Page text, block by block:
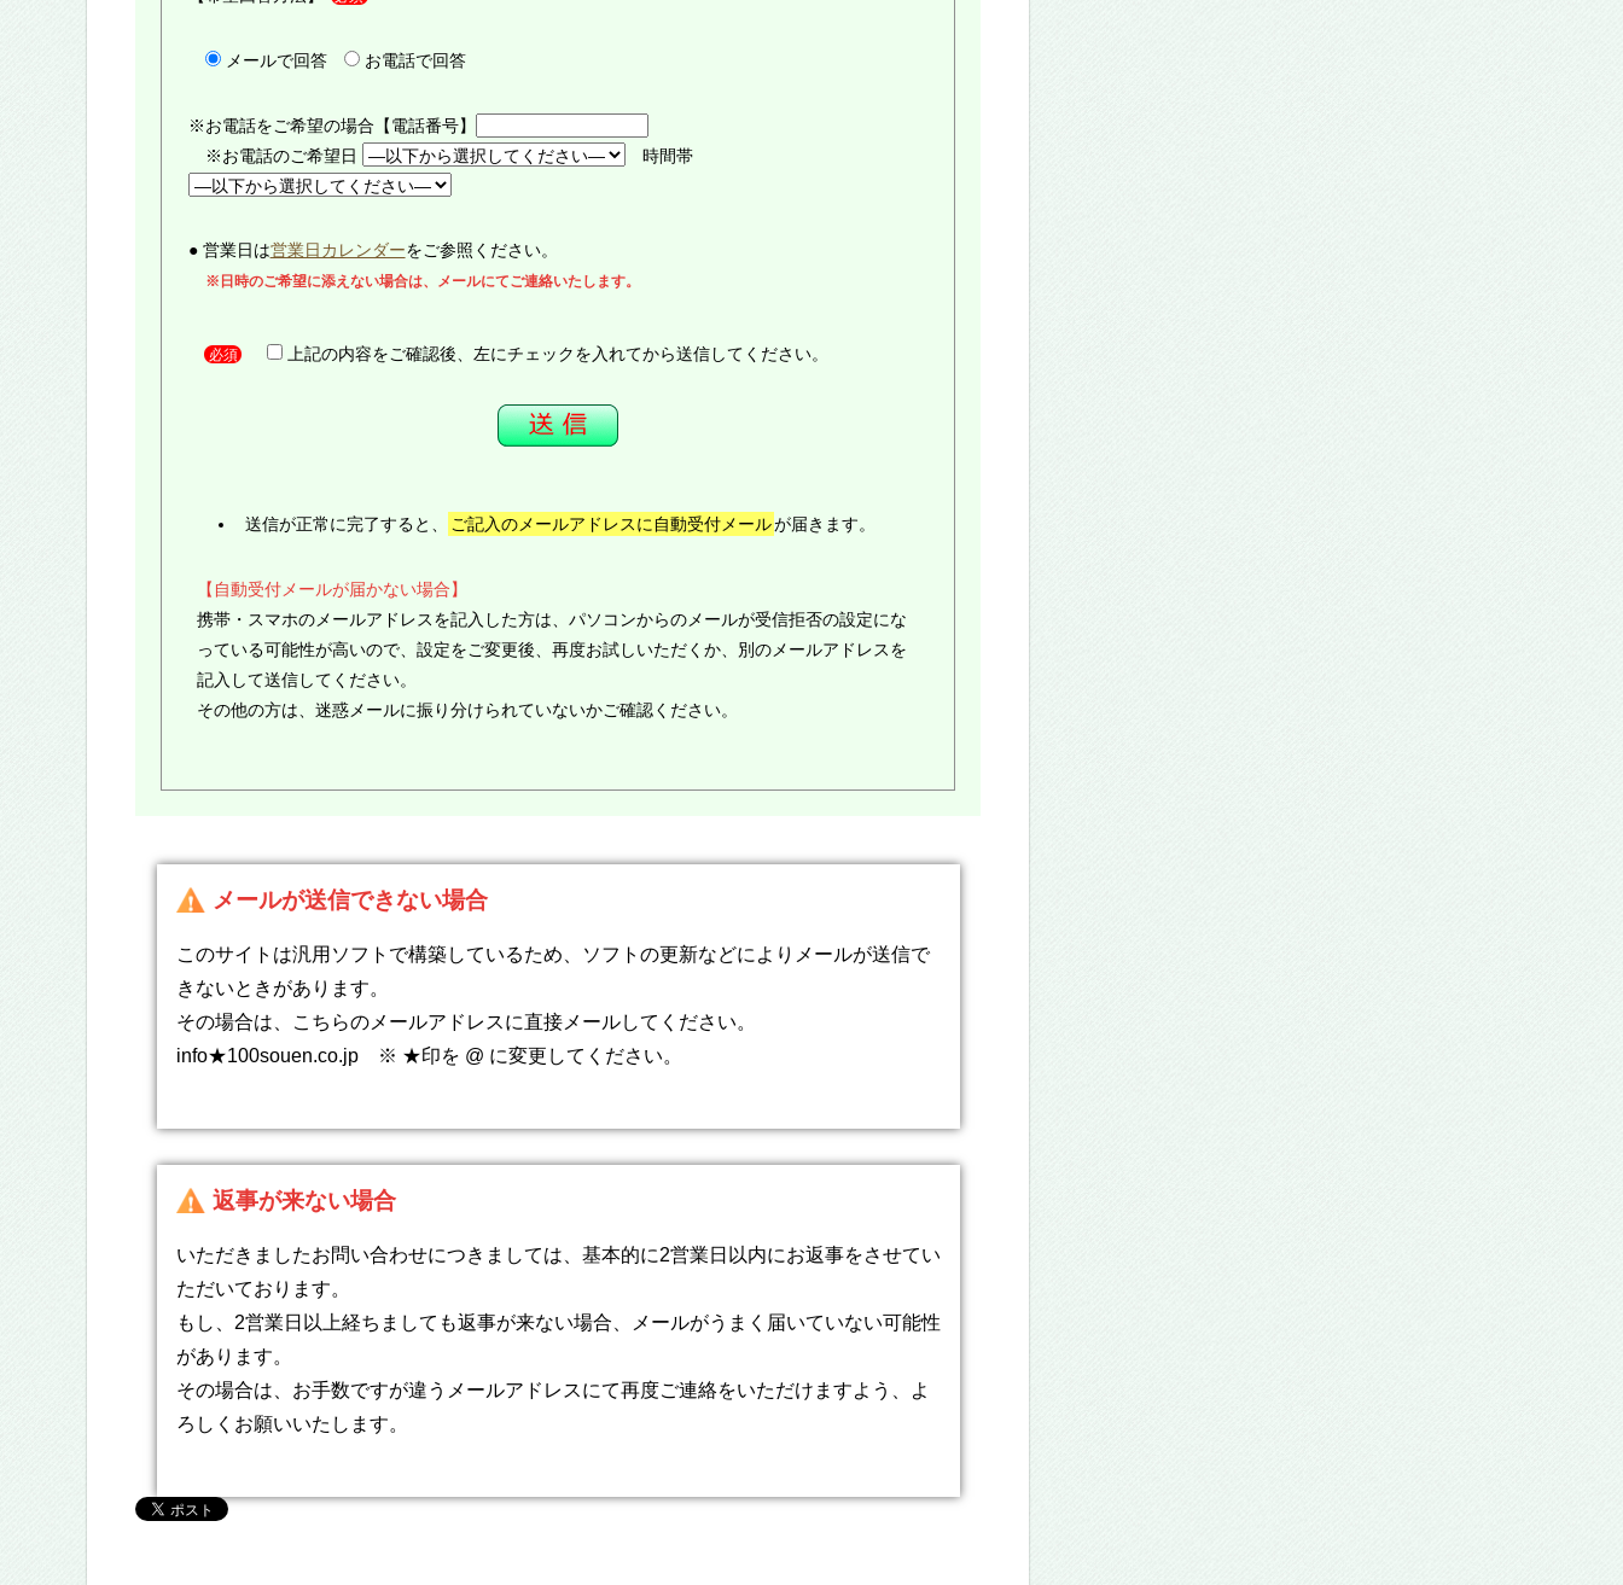
メールで回答 お電話で回答
※お電話をご希望の場合【電話番号】
※お電話のご希望日
時間帯
● 営業日は営業日カレンダーをご参照ください。
※日時のご希望に添えない場合は、メールにてご連絡いたします。
必須 上記の内容をご確認後、左にチェックを入れてから送信してください。
送信が正常に完了すると、 ご記入のメールアドレスに自動受付メールが届きます。
【自動受付メールが届かない場合】
携帯・スマホのメールアドレスを記入した方は、パソコンからのメールが受信拒否の設定にな
っている可能性が高いので、設定をご変更後、再度お試しいただくか、別のメールアドレスを
記入して送信してください。
その他の方は、迷惑メールに振り分けられていないかご確認ください。
メールが送信できない場合
このサイトは汎用ソフトで構築しているため、ソフトの更新などによりメールが送信で
きないときがあります。
その場合は、こちらのメールアドレスに直接メールしてください。
info★100souen.co.jp ※ ★印を @ に変更してください。
返事が来ない場合
いただきましたお問い合わせにつきましては、基本的に2営業日以内にお返事をさせてい
ただいております。
もし、2営業日以上経ちましても返事が来ない場合、メールがうまく届いていない可能性
があります。
その場合は、お手数ですが違うメールアドレスにて再度ご連絡をいただけますよう、よ
ろしくお願いいたします。